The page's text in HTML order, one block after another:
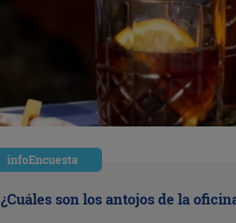
infoEncuesta
¿Cuáles son los antojos de la